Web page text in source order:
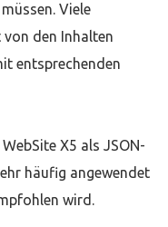
Viele
den Inhalten
entsprechenden
X5 als JSON-
häufig angewendet
wird.